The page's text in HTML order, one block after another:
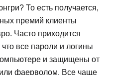
То есть получается,
премий клиенты
Часто приходится
все пароли и логины
и защищены от
фаерволом. Все чаще